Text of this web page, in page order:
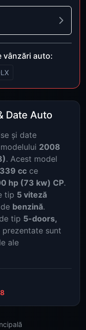
vânzări auto:
Date Auto
și date
2008
. Acest model
cc ce
hp (73 kw) CP.
tip 5 viteză
benzină.
tip 5-doors,
sunt
ale